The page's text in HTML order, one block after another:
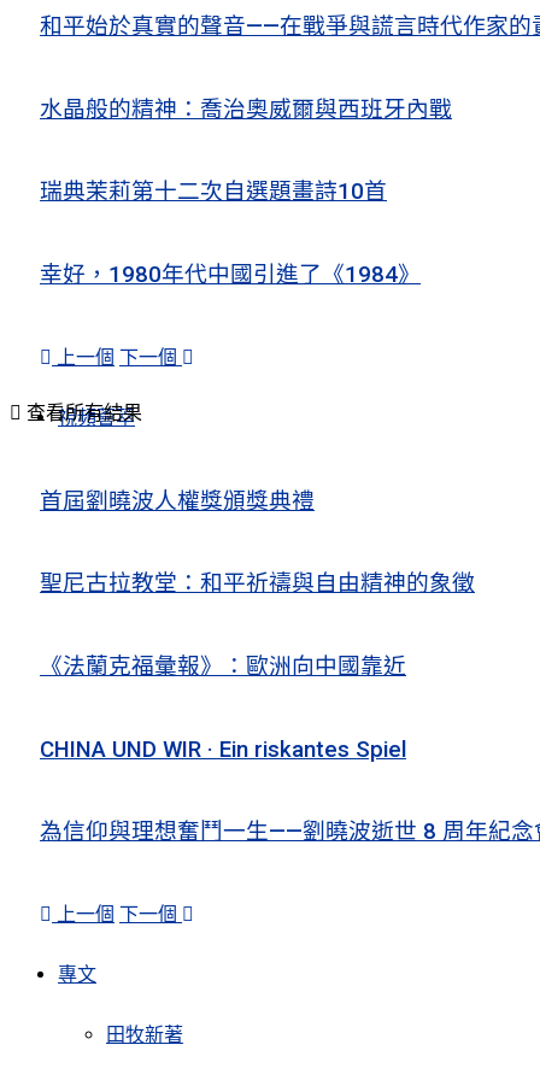
和平始於真實的聲音——在戰爭與謊言時代作家的
水晶般的精神：喬治奧威爾與西班牙內戰
瑞典茉莉第十二次自選題畫詩10首
幸好，1980年代中國引進了《1984》
上一個 下一個
視頻薈萃
首屆劉曉波人權獎頒獎典禮
聖尼古拉教堂：和平祈禱與自由精神的象徵
《法蘭克福彙報》：歐洲向中國靠近
CHINA UND WIR · Ein riskantes Spiel
為信仰與理想奮鬥一生——劉曉波逝世 8 周年紀念
上一個 下一個
專文
田牧新著
查看所有結果